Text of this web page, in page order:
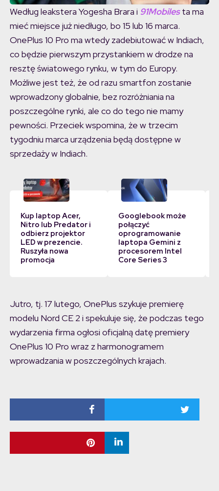
Według leakstera Yogesha Brara i 91Mobilesta ma
mieć miejsce już niedługo, bo 15 lub 16 marca.
OnePlus 10 Pro ma wtedy zadebiutować w Indiach,
co będzie pierwszym przystankiem w drodze na
resztę światowego rynku, w tym do Europy.
Możliwe jest też, że od razu smartfon zostanie
wprowadzony globalnie, bez rozróżniania na
poszczególne rynki, ale co do tego nie mamy
pewności. Przeciek wspomina, że w trzecim
tygodniu marca urządzenia będą dostępne w
sprzedaży w Indiach.
Kup laptop Acer,
Nitro lub Predator i
odbierz projektor
LED w prezencie.
Ruszyła nowa
promocja
Googlebook może
połączyć
oprogramowanie
laptopa Gemini z
procesorem Intel
Core Series 3
Jutro, tj. 17 lutego, OnePlus szykuje premierę
modelu Nord CE 2 i spekuluje się, że podczas tego
wydarzenia firma ogłosi oficjalną datę premiery
OnePlus 10 Pro wraz z harmonogramem
wprowadzania w poszczególnych krajach.